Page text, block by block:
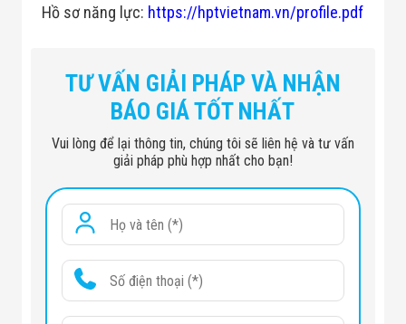
Hồ sơ năng lực: https://hptvietnam.vn/profile.pdf
TƯ VẤN GIẢI PHÁP VÀ NHẬN
BÁO GIÁ TỐT NHẤT
Vui lòng để lại thông tin, chúng tôi sẽ liên hệ và tư vấn
giải pháp phù hợp nhất cho bạn!